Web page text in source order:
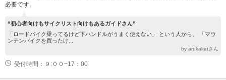
必要です。
“初心者向けもサイクリスト向けもあるガイドさん”
「ロードバイク乗ってるけど下ハンドルがうまく使えない」 という人から、 「マウ
ンテンバイクを買ったけ...
by arukakatさん
受付時間：９:００~17：00